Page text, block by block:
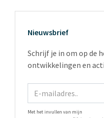
Nieuwsbrief
Schrijf je in om op de
ontwikkelingen en
Met het invullen van mijn